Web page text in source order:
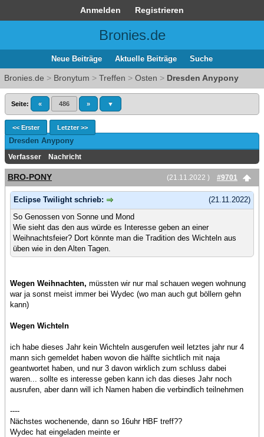
Anmelden Registrieren
Bronies.de
Neue Beiträge Aktuelle Beiträge Suche
Bronies.de > Bronytum > Treffen > Osten > Dresden Anypony
Seite: « 486 » ▼
<< Erster Letzter >>
Dresden Anypony
Verfasser Nachricht
(21.11.2022 ) #9701
BRO-PONY
(21.11.2022)
Eclipse Twilight schrieb:
So Genossen von Sonne und Mond
Wie sieht das den aus würde es Interesse geben an einer
Weihnachtsfeier? Dort könnte man die Tradition des Wichteln aus
üben wie in den Alten Tagen.
Wegen Weihnachten, müssten wir nur mal schauen wegen wohnung
war ja sonst meist immer bei Wydec (wo man auch gut böllern gehn
kann)
Wegen Wichteln
ich habe dieses Jahr kein Wichteln ausgerufen weil letztes jahr nur 4
mann sich gemeldet haben wovon die hälfte sichtlich mit naja
geantwortet haben, und nur 3 davon wirklich zum schluss dabei
waren... sollte es interesse geben kann ich das dieses Jahr noch
ausrufen, aber dann will ich Namen haben die verbindlich teilnehmen
----
Nächstes wochenende, dann so 16uhr HBF treff??
Wydec hat eingeladen meinte er